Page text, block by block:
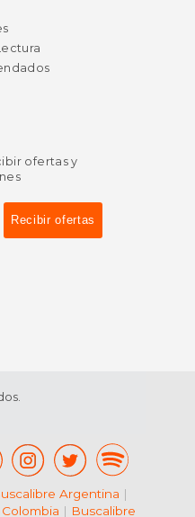
ofertas y
Argentina |
| Buscalibre